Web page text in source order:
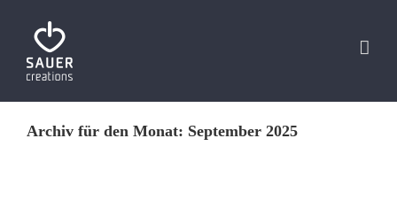
Inhalt
springen
Archiv für den Monat: September 2025